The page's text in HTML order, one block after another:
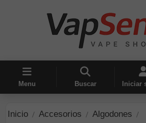
Menu Buscar Iniciar
Inicio Accesorios
Algodones